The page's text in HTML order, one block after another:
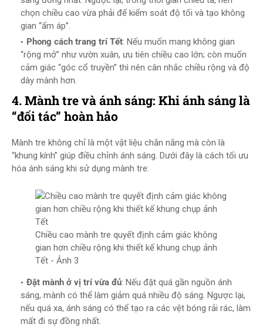
chọn chiều cao vừa phải để kiểm soát độ tối và tạo không
gian “ấm áp”.
Phong cách trang trí Tết: Nếu muốn mang không gian
“rộng mở” như vườn xuân, ưu tiên chiều cao lớn; còn muốn
cảm giác “góc cổ truyền” thì nên cân nhắc chiều rộng và độ
dày mành hơn.
4. Mành tre và ánh sáng: Khi ánh sáng là
“đối tác” hoàn hảo
Mành tre không chỉ là một vật liệu chắn nắng mà còn là
“khung kính” giúp điều chỉnh ánh sáng. Dưới đây là cách tối ưu
hóa ánh sáng khi sử dụng mành tre:
Chiều cao mành tre quyết định cảm giác không
gian hơn chiều rộng khi thiết kế khung chụp ảnh
Tết - Ảnh 3
Đặt mành ở vị trí vừa đủ: Nếu đặt quá gần nguồn ánh
sáng, mành có thể làm giảm quá nhiều độ sáng. Ngược lại,
nếu quá xa, ánh sáng có thể tạo ra các vệt bóng rải rác, làm
mất đi sự đồng nhất.